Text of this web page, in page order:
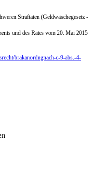
Straftaten (Geldwäschegesetz -
und des Rates vom 20. Mai 2015
brakanordngnach-c-9-abs.-4-